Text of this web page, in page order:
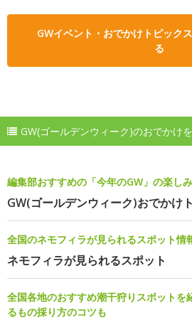
GWイベント・おでかけトピック
る
GW(ゴールデンウィーク)のおでかけ
編集部おすすめの「今年のGW」の楽し
GW(ゴールデンウィーク)おでかけ
全国のネモフィラが見られるスポット情
ネモフィラが見られるスポット
全国各地のおすすめ潮干狩りスポットを
るもの採り方のコツも